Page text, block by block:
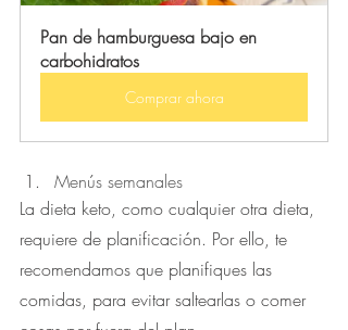
Pan de hamburguesa bajo en
carbohidratos
Comprar ahora
Menús semanales
La dieta keto, como cualquier otra dieta,
requiere de planificación. Por ello, te
recomendamos que planifiques las
comidas, para evitar saltearlas o comer